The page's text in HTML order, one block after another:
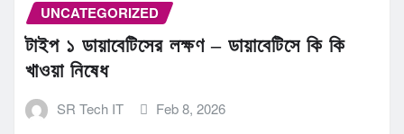
UNCATEGORIZED
টাইপ ১ ডায়াবেটিসের লক্ষণ – ডায়াবেটিসে কি কি
খাওয়া নিষেধ
SR Tech IT Feb 8, 2026